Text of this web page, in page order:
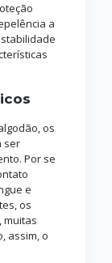
a
os
ser
Por se
e
os
muitas
assim, o